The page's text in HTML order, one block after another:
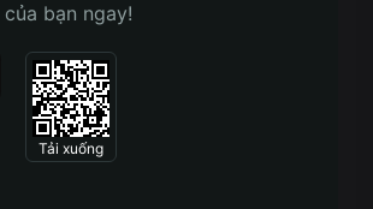
bạn ngay!
Tải xuống